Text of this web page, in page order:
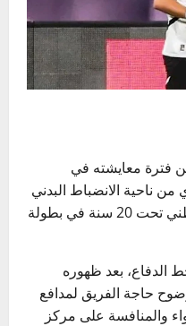
فترة معايشته في
ناحية الانضباط البدني
والتطوير الفني، مع المنتخب الوطني تحت 20 سنة في بطولة
الدفاع، بعد ظهوره
حاجة الفريق لمدافع
والمنافسة على مركز